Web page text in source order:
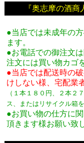
『奥志摩の酒
●当店では未成年の
ます。
●お電話での御注文
注文には買い物カゴ
●当店では配送時の
けしない様、宅配業
（１本１８０円、２本２
ス、またはリサイクル箱
●お買い物の仕方に
頂きます様お願い致